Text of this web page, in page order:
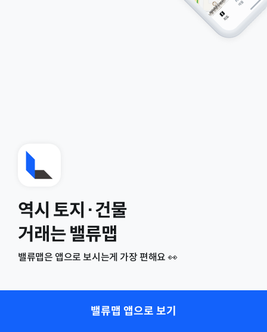
역시 토지·건물
거래는 밸류맵
밸류맵은 앱으로 보시는게 가장 편해요 👀
밸류맵 앱으로 보기